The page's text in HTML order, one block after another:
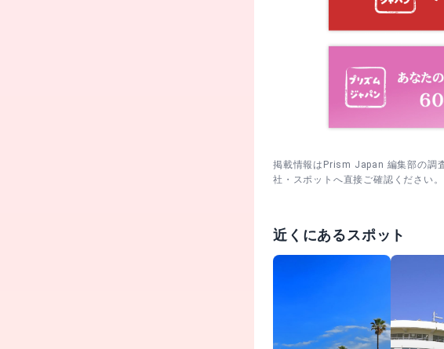
掲載情報はPrism Japan 編集部の調
社・スポットへ直接ご確認ください。
近くにあるスポット